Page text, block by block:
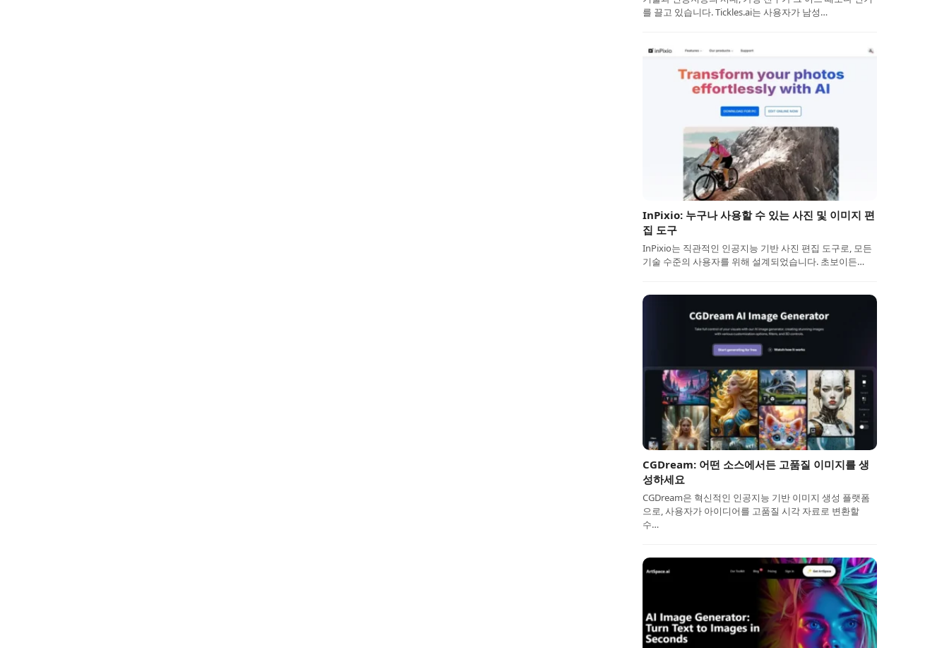
를 끌고 있습니다. Tickles.ai는 사용자가 남성…
InPixio: 누구나 사용할 수 있는 사진 및 이미지 편
집 도구
InPixio는 직관적인 인공지능 기반 사진 편집 도구로, 모든
기술 수준의 사용자를 위해 설계되었습니다. 초보이든…
CGDream: 어떤 소스에서든 고품질 이미지를 생
성하세요
CGDream은 혁신적인 인공지능 기반 이미지 생성 플랫폼
으로, 사용자가 아이디어를 고품질 시각 자료로 변환할
수…